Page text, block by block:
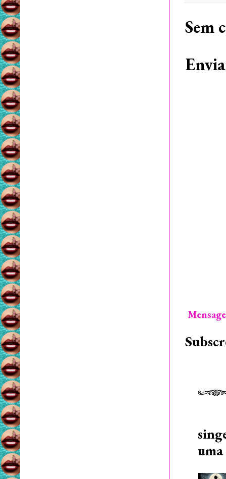
Sem